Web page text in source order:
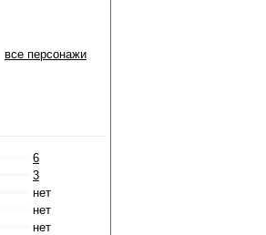
все персонажи
6
3
нет
нет
нет